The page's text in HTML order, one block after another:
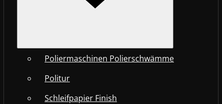
Poliermaschinen Polierschwämme
Politur
Schleifpapier Finish